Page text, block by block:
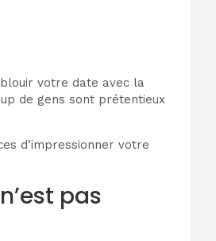
votre date avec la
de gens sont prétentieux
d’impressionner votre
pas